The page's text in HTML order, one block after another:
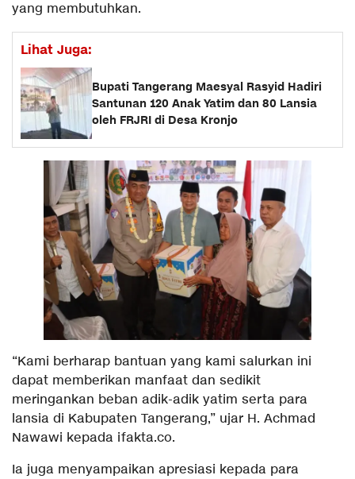
yang membutuhkan.
Lihat Juga:
Bupati Tangerang Maesyal Rasyid Hadiri
Santunan 120 Anak Yatim dan 80 Lansia
oleh FRJRI di Desa Kronjo
“Kami berharap bantuan yang kami salurkan ini
dapat memberikan manfaat dan sedikit
meringankan beban adik-adik yatim serta para
lansia di Kabupaten Tangerang,” ujar H. Achmad
Nawawi kepada ifakta.co.
Ia juga menyampaikan apresiasi kepada para